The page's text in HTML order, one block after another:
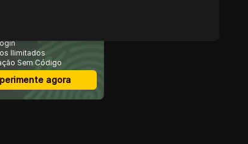
Anti-Detecção
Ilimitados
Sem Código
agora